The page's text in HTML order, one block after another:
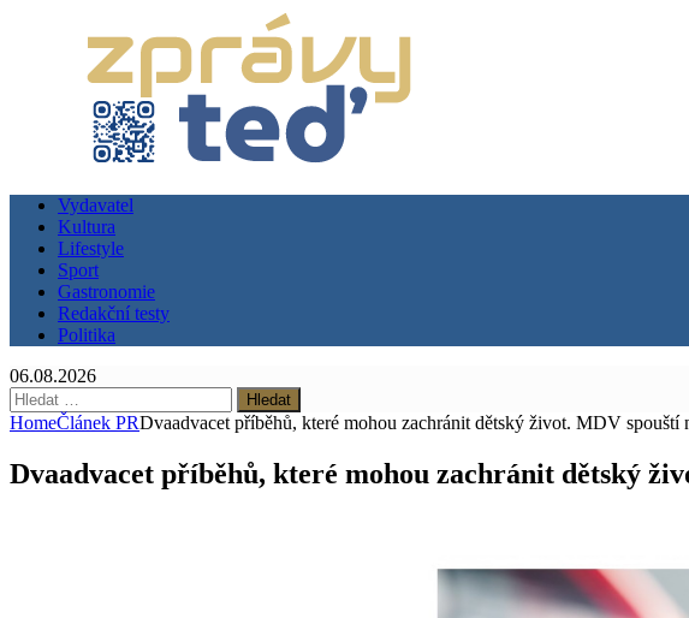
Vydavatel
Kultura
Lifestyle
Sport
Gastronomie
Redakční testy
Politika
06.08.2026
Vyhledávání
HomeČlánek PRDvaadvacet příběhů, které mohou zachránit dětský život. MDV spouští
Dvaadvacet příběhů, které mohou zachránit dětský